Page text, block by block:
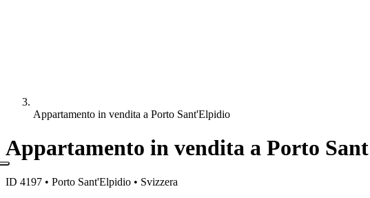
Appartamento in vendita a Porto Sant'Elpidio
Appartamento in vendita a Porto
ID 4197 • Porto Sant'Elpidio • Svizzera